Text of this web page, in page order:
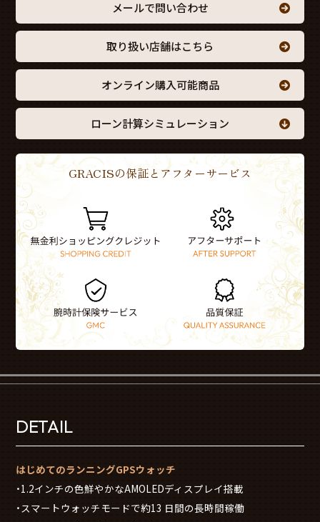
メールで問い合わせ
取り扱い店舗はこちら
オンライン購入可能商品
ローン計算シミュレーション
GRACISの保証とアフターサービス
DETAIL
はじめてのランニングGPSウォッチ
・1.2インチの色鮮やかなAMOLEDディスプレイ搭載
・スマートウォッチモードで約13 日間の長時間稼働